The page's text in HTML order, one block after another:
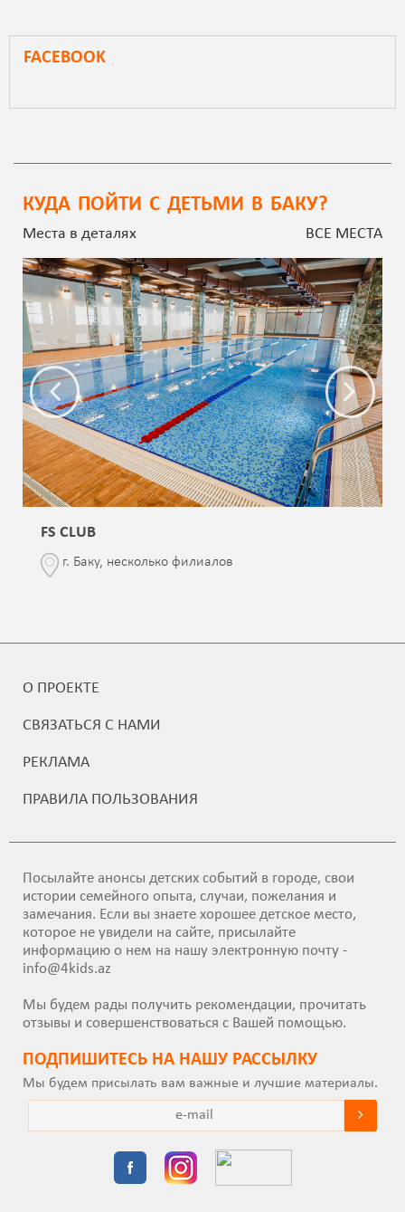
FACEBOOK
КУДА ПОЙТИ С ДЕТЬМИ В БАКУ?
Места в деталях ВСЕ МЕСТА
FS CLUB
г. Баку, несколько филиалов
О ПРОЕКТЕ
СВЯЗАТЬСЯ С НАМИ
РЕКЛАМА
ПРАВИЛА ПОЛЬЗОВАНИЯ
Посылайте анонсы детских событий в городе, свои
истории семейного опыта, случаи, пожелания и
замечания. Если вы знаете хорошее детское место,
которое не увидели на сайте, присылайте
информацию о нем на нашу электронную почту -
info@4kids.az
Мы будем рады получить рекомендации, прочитать
отзывы и совершенствоваться с Вашей помощью.
ПОДПИШИТEСЬ НА НАШУ РАССЫЛКУ
Мы будем присылать вам важные и лучшие материалы.